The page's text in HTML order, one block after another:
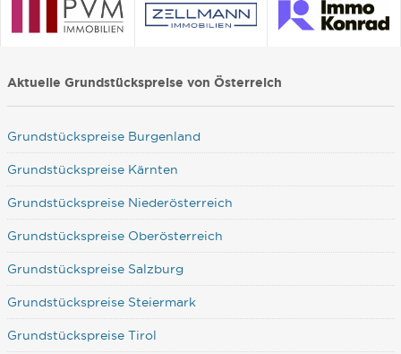
Aktuelle Grundstückspreise von Österreich
Grundstückspreise Burgenland
Grundstückspreise Kärnten
Grundstückspreise Niederösterreich
Grundstückspreise Oberösterreich
Grundstückspreise Salzburg
Grundstückspreise Steiermark
Grundstückspreise Tirol